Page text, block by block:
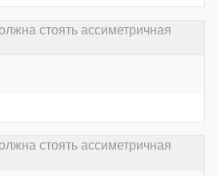
стоять ассиметричная
стоять ассиметричная